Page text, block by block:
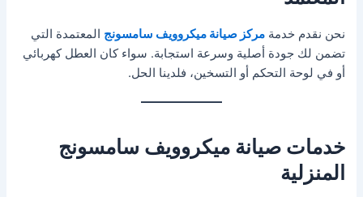
نحن نقدم خدمةمركز صيانة ميكروويف سامسونج المعتمدة التي
تضمن لك جودة أصلية وسرعة استجابة. سواء كان العطل كهربائي
أو في لوحة التحكم أو التسخين، فلدينا الحل.
خدمات صيانة ميكروويف سامسونج
المنزلية